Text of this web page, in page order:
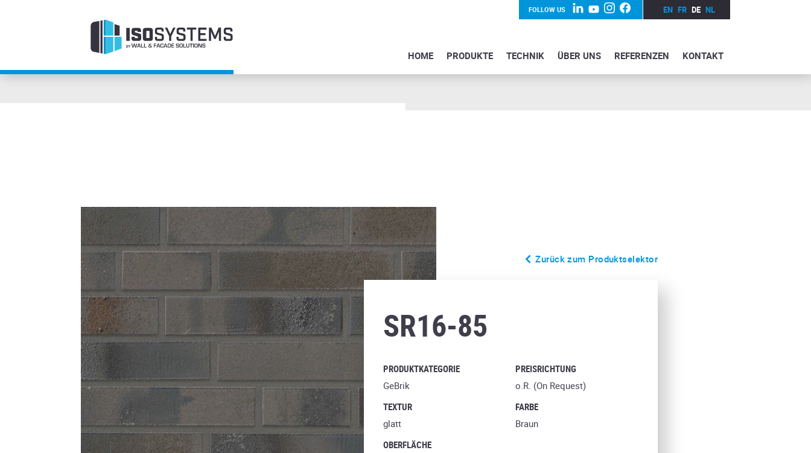
FOLLOW US EN FR DE NL
HOME PRODUKTE TECHNIK ÜBER UNS REFERENZEN KONTAKT
Zurück zum Produktselektor
SR16-85
PRODUKTKATEGORIE
GeBrik
TEXTUR
glatt
OBERFLÄCHE
PREISRICHTUNG
o.R. (On Request)
FARBE
Braun